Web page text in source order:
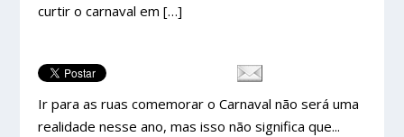
curtir o carnaval em […]
Ir para as ruas comemorar o Carnaval não será uma
realidade nesse ano, mas isso não significa que...